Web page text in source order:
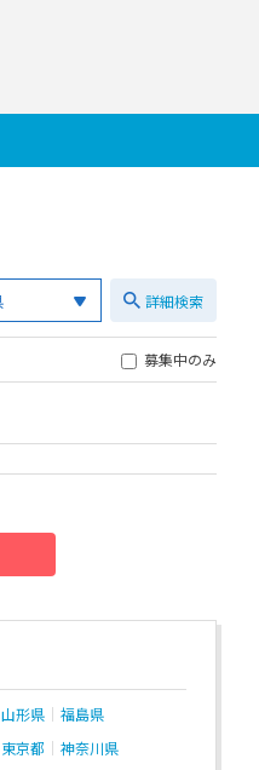
詳細検索
募集中のみ
山形県
福島県
東京都
神奈川県